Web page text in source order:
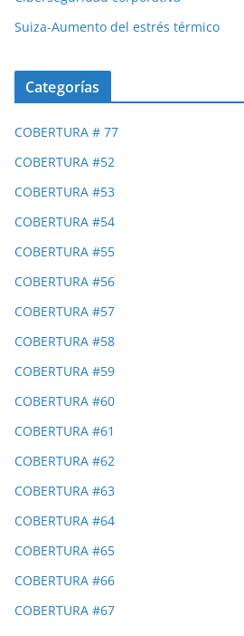
Suiza-Aumento del estrés térmico
Categorías
COBERTURA # 77
COBERTURA #52
COBERTURA #53
COBERTURA #54
COBERTURA #55
COBERTURA #56
COBERTURA #57
COBERTURA #58
COBERTURA #59
COBERTURA #60
COBERTURA #61
COBERTURA #62
COBERTURA #63
COBERTURA #64
COBERTURA #65
COBERTURA #66
COBERTURA #67